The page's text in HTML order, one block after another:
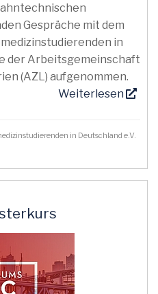
Gespräche mit dem
in
der Arbeitsgemeinschaft
(AZL) aufgenommen.
Weiterlesen
in Deutschland e.V.